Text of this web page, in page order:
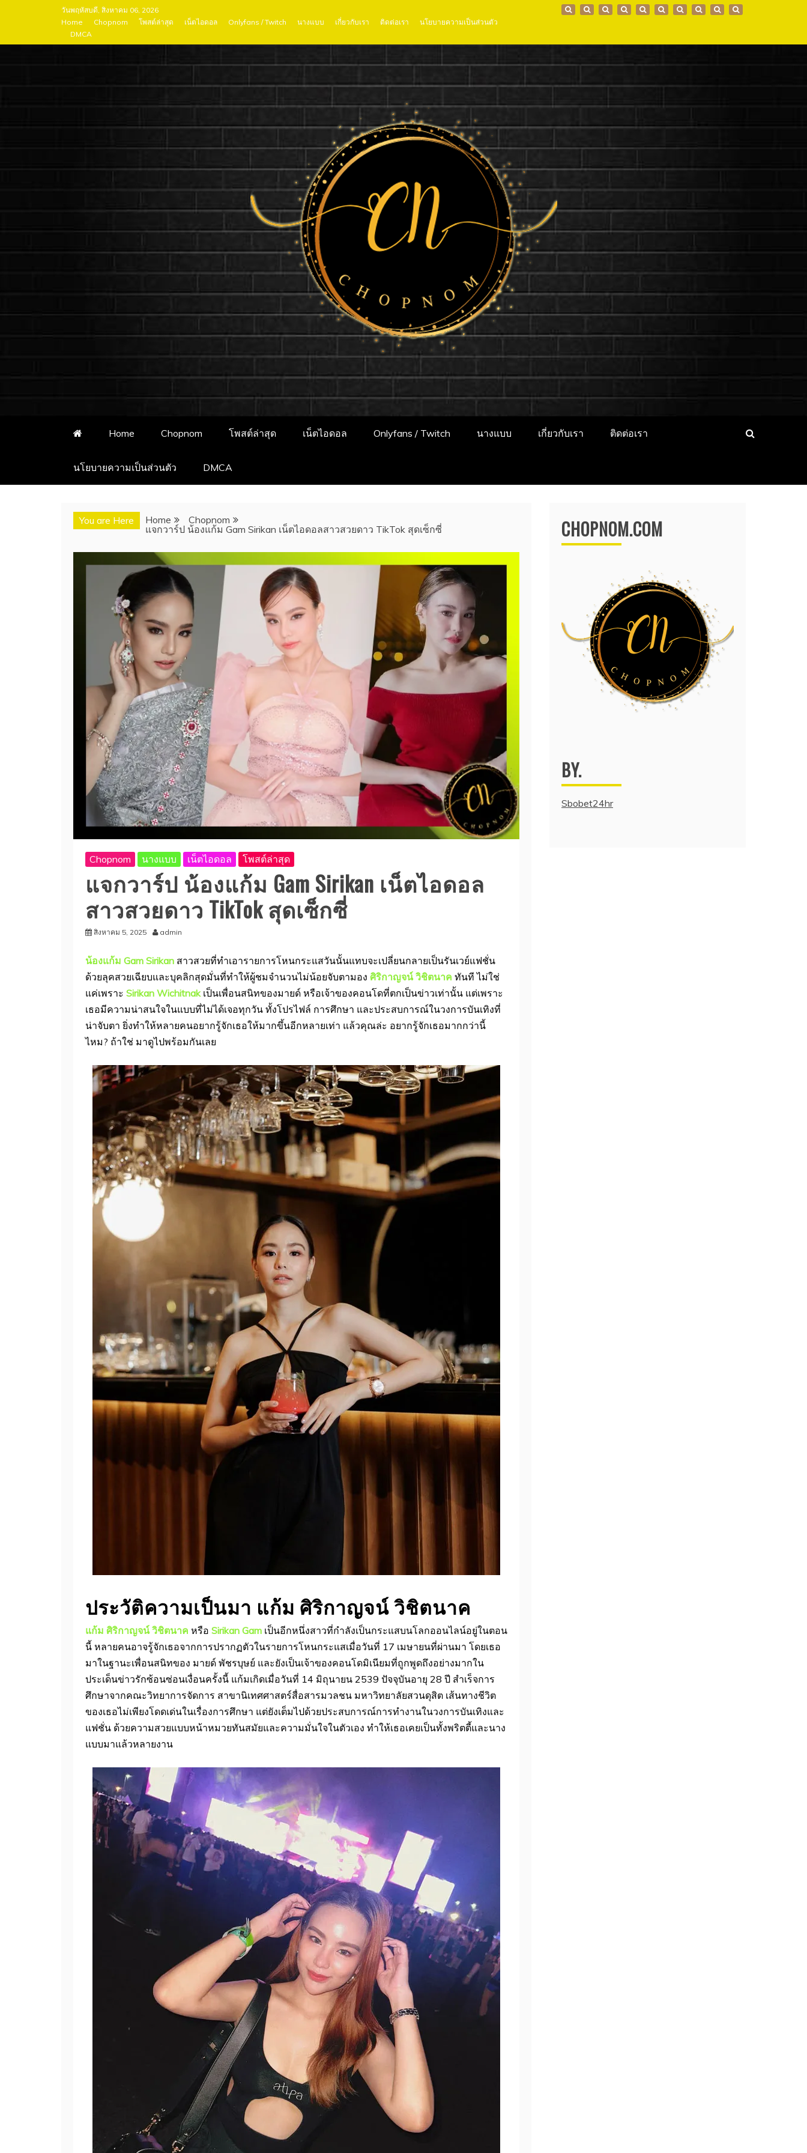
วันพฤหัสบดี, สิงหาคม 06, 2026
Home
Chopnom โพสต์ล่าสุด เน็ตไอดอล Onlyfans / Twitch นางแบบ เกี่ยวกับเรา ติดต่อเรา
นโยบายความเป็นส่วนตัว
DMCA
ชอบนมดอทคอม แจกวาร์ป!! สาวเน็ตไอดอล นางแบบ
ONLYFANS หุ่นเอ็กซ์
ชอบนมดอทคอม เว็บไซต์แจกวาร์ป สาวติดกระแส เน็ตไอดอล นางแบบ INFLUENCER ประวัติส่วนตัว จุดเริ่มต้น
อัพเดทผลงานใหม่ๆน่าติดตาม ช่องทางการติดต่องาน
Home Chopnom โพสต์ล่าสุด เน็ตไอดอล Onlyfans / Twitch นางแบบ เกี่ยวกับเรา ติดต่อเรา
นโยบายความเป็นส่วนตัว DMCA
You are Here Home
Chopnom
แจกวาร์ป น้องแก้ม Gam Sirikan เน็ตไอดอลสาวสวยดาว TikTok สุดเซ็กซี่
Chopnom นางแบบ เน็ตไอดอล โพสต์ล่าสุด
แจกวาร์ป น้องแก้ม Gam Sirikan เน็ตไอดอล
สาวสวยดาว TikTok สุดเซ็กซี่
สิงหาคม 5, 2025 admin
น้องแก้ม Gam Sirikan สาวสวยที่ทำเอารายการโหนกระแสวันนั้นแทบจะเปลี่ยนกลายเป็นรันเวย์แฟชั่น
ด้วยลุคสวยเฉียบและบุคลิกสุดมั่นที่ทำให้ผู้ชมจำนวนไม่น้อยจับตามอง ศิริกาญจน์ วิชิตนาค ทันที ไม่ใช่
แค่เพราะ Sirikan Wichitnak เป็นเพื่อนสนิทของมายด์ หรือเจ้าของคอนโดที่ตกเป็นข่าวเท่านั้น แต่เพราะ
เธอมีความน่าสนใจในแบบที่ไม่ได้เจอทุกวัน ทั้งโปรไฟล์ การศึกษา และประสบการณ์ในวงการบันเทิงที่
น่าจับตา ยิ่งทำให้หลายคนอยากรู้จักเธอให้มากขึ้นอีกหลายเท่า แล้วคุณล่ะ อยากรู้จักเธอมากกว่านี้
ไหม? ถ้าใช่ มาดูไปพร้อมกันเลย
ประวัติความเป็นมา แก้ม ศิริกาญจน์ วิชิตนาค
แก้ม ศิริกาญจน์ วิชิตนาค หรือ Sirikan Gam เป็นอีกหนึ่งสาวที่กำลังเป็นกระแสบนโลกออนไลน์อยู่ในตอน
นี้ หลายคนอาจรู้จักเธอจากการปรากฏตัวในรายการโหนกระแสเมื่อวันที่ 17 เมษายนที่ผ่านมา โดยเธอ
มาในฐานะเพื่อนสนิทของ มายด์ พัชรบุษย์ และยังเป็นเจ้าของคอนโดมิเนียมที่ถูกพูดถึงอย่างมากใน
ประเด็นข่าวรักซ้อนซ่อนเงื่อนครั้งนี้ แก้มเกิดเมื่อวันที่ 14 มิถุนายน 2539 ปัจจุบันอายุ 28 ปี สำเร็จการ
ศึกษาจากคณะวิทยาการจัดการ สาขานิเทศศาสตร์สื่อสารมวลชน มหาวิทยาลัยสวนดุสิต เส้นทางชีวิต
ของเธอไม่เพียงโดดเด่นในเรื่องการศึกษา แต่ยังเต็มไปด้วยประสบการณ์การทำงานในวงการบันเทิงและ
แฟชั่น ด้วยความสวยแบบหน้าหมวยทันสมัยและความมั่นใจในตัวเอง ทำให้เธอเคยเป็นทั้งพริตตี้และนาง
แบบมาแล้วหลายงาน
CHOPNOM.COM
BY.
Sbobet24hr